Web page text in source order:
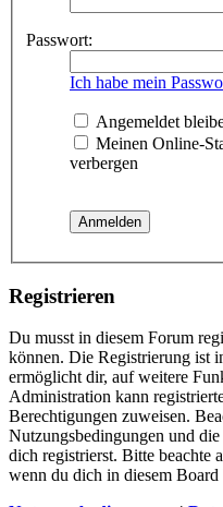
Passwort:
Ich habe mein
Angemeldet
Meinen Online-
verbergen
Registrieren
Du musst in diesem Forum
können. Die Registrierung ist
ermöglicht dir, auf weitere
Administration kann
Berechtigungen zuweisen.
Nutzungsbedingungen und
dich registrierst. Bitte beachte
wenn du dich in diesem Board